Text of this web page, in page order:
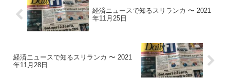
経済ニュースで知るスリランカ 〜 2021
年11月25日
経済ニュースで知るスリランカ 〜 2021
年11月28日